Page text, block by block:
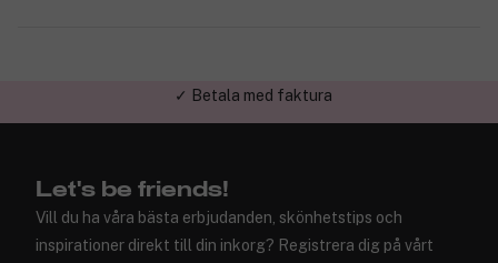
✓ Trygg E-handel
Let's be friends!
Vill du ha våra bästa erbjudanden, skönhetstips och
inspirationer direkt till din inkorg? Registrera dig på vårt